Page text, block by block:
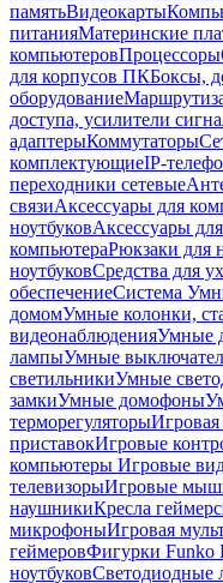
памятьВидеокарты
питанияМатеринские
компьютеровПроцессоры
для корпусов ПКБоксы,
оборудование
доступа, усилители
адаптерыКоммутаторы
комплектующиеIP-
переходники сетевые
связиАксессуары для
ноутбуковАксессуары
компьютераРюкзаки для
ноутбуковСредства для
обеспечениеСистема
домомУмные колонки,
видеонаблюденияУмные
лампыУмные
светильникиУмные
замкиУмные домофоны
терморегуляторыИгровая
приставокИгровые
компьютеры Игровые
телевизорыИгровые
наушникиКресла
микрофоныИгровая
геймеровФигурки Funko
ноутбуковСветодиодные